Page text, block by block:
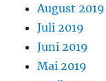
August 2019
Juli 2019
Juni 2019
Mai 2019